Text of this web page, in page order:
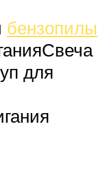
бензопилы
для